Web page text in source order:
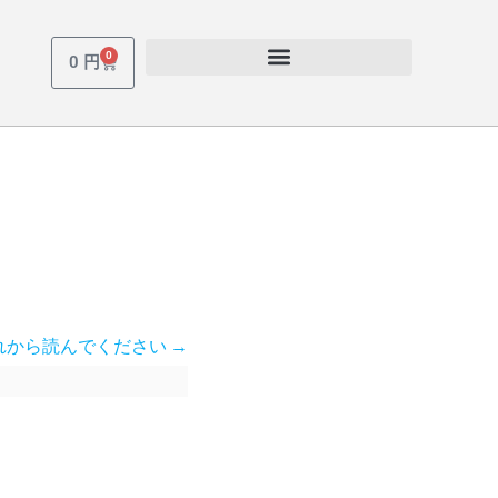
0 円 0
Cart
から読んでください